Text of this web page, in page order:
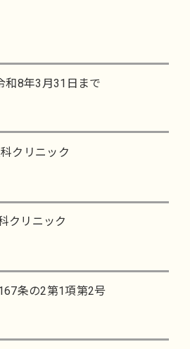
和8年3月31日まで
クリニック
クリニック
条の2第1項第2号